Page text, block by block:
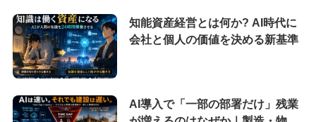
知能資産経営とは何か? AI時代に
会社と個人の価値を決める新基準
AI導入で「一部の部署だけ」残業